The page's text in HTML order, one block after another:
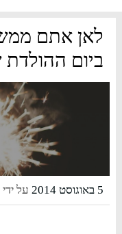
לאן אתם
ביום
5 באוגוסט 2014 על ידי